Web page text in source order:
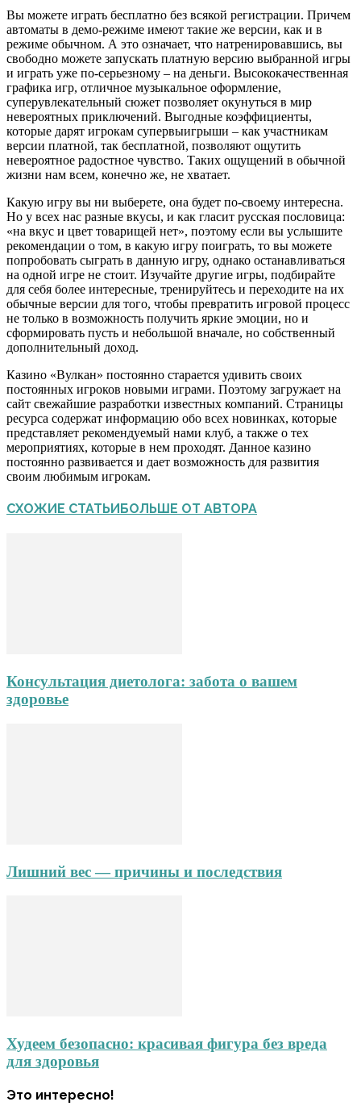
Вы можете играть бесплатно без всякой регистрации. Причем
автоматы в демо-режиме имеют такие же версии, как и в
режиме обычном. А это означает, что натренировавшись, вы
свободно можете запускать платную версию выбранной игры
и играть уже по-серьезному – на деньги. Высококачественная
графика игр, отличное музыкальное оформление,
суперувлекательный сюжет позволяет окунуться в мир
невероятных приключений. Выгодные коэффициенты,
которые дарят игрокам супервыигрыши – как участникам
версии платной, так бесплатной, позволяют ощутить
невероятное радостное чувство. Таких ощущений в обычной
жизни нам всем, конечно же, не хватает.
Какую игру вы ни выберете, она будет по-своему интересна.
Но у всех нас разные вкусы, и как гласит русская пословица:
«на вкус и цвет товарищей нет», поэтому если вы услышите
рекомендации о том, в какую игру поиграть, то вы можете
попробовать сыграть в данную игру, однако останавливаться
на одной игре не стоит. Изучайте другие игры, подбирайте
для себя более интересные, тренируйтесь и переходите на их
обычные версии для того, чтобы превратить игровой процесс
не только в возможность получить яркие эмоции, но и
сформировать пусть и небольшой вначале, но собственный
дополнительный доход.
Казино «Вулкан» постоянно старается удивить своих
постоянных игроков новыми играми. Поэтому загружает на
сайт свежайшие разработки известных компаний. Страницы
ресурса содержат информацию обо всех новинках, которые
представляет рекомендуемый нами клуб, а также о тех
мероприятиях, которые в нем проходят. Данное казино
постоянно развивается и дает возможность для развития
своим любимым игрокам.
СХОЖИЕ СТАТЬИБОЛЬШЕ ОТ АВТОРА
Консультация диетолога: забота о вашем
здоровье
Лишний вес — причины и последствия
Худеем безопасно: красивая фигура без вреда
для здоровья
Это интересно!